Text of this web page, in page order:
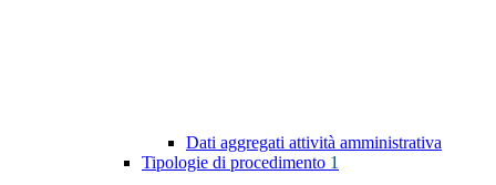
Dati aggregati attività amministrativa
Tipologie di procedimento 1